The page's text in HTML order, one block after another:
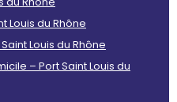
Louis du Rhône
Louis du Rhône
– Port Saint Louis du